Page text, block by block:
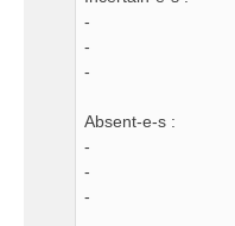
-
-
-
Absent-e-s :
-
-
-